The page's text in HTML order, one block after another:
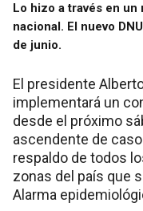
Lo hizo a través en
nacional. El nuevo
de junio.
El presidente
implementará un
desde el próximo
ascendente de
respaldo de todos
zonas del país que
Alarma